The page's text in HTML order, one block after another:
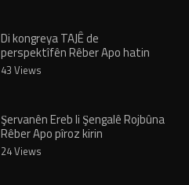
Di kongreya TAJÊ de
perspektîfên Rêber Apo hatin
xwendin
43 Views
Şervanên Ereb li Şengalê Rojbûna
Rêber Apo pîroz kirin
24 Views